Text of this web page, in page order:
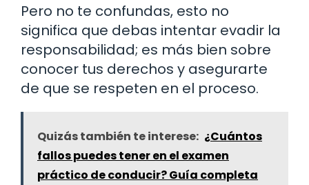
Pero no te confundas, esto no
significa que debas intentar evadir la
responsabilidad; es más bien sobre
conocer tus derechos y asegurarte
de que se respeten en el proceso.
Quizás también te interese: ¿Cuántos
fallos puedes tener en el examen
práctico de conducir? Guía completa